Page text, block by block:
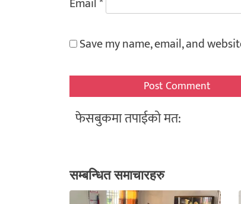
Save my name, email, and
फेसबुकमा तपाईको मत:
सम्बन्धित समाचारहरु